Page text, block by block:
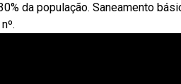
da população. Saneamento